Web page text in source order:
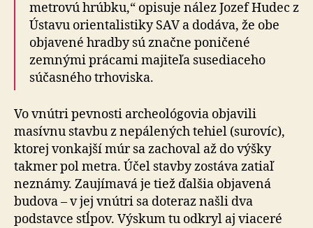
metrovú hrúbku,“ opisuje nález Jozef Hudec z
Ústavu orientalistiky SAV a dodáva, že obe
objavené hradby sú značne poničené
zemnými prácami majiteľa susediaceho
súčasného trhoviska.
Vo vnútri pevnosti archeológovia objavili
masívnu stavbu z nepálených tehiel (surovíc),
ktorej vonkajší múr sa zachoval až do výšky
takmer pol metra. Účel stavby zostáva zatiaľ
neznámy. Zaujímavá je tiež ďalšia objavená
budova – v jej vnútri sa doteraz našli dva
podstavce stĺpov. Výskum tu odkryl aj viaceré